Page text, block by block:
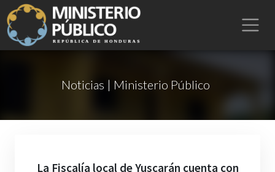
Noticias | Ministerio Público
La Fiscalía local de Yuscarán cuenta con